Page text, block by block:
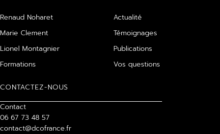
Renaud Noharet
Marie Clement
Lionel Montagnier
Formations
Actualité
Témoignages
Publications
Vos questions
CONTACTEZ-NOUS
Contact
06 67 73 48 57
contact@dcofrance.fr